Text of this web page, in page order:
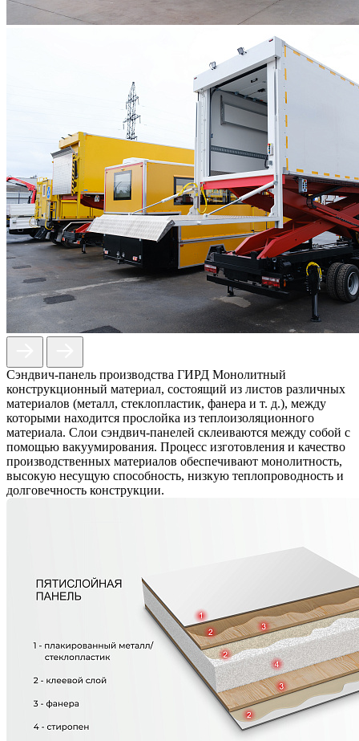
Сэндвич-панель производства ГИРД Монолитный
конструкционный материал, состоящий из листов различных
материалов (металл, стеклопластик, фанера и т. д.), между
которыми находится прослойка из теплоизоляционного
материала. Слои сэндвич-панелей склеиваются между собой с
помощью вакуумирования. Процесс изготовления и качество
производственных материалов обеспечивают монолитность,
высокую несущую способность, низкую теплопроводность и
долговечность конструкции.